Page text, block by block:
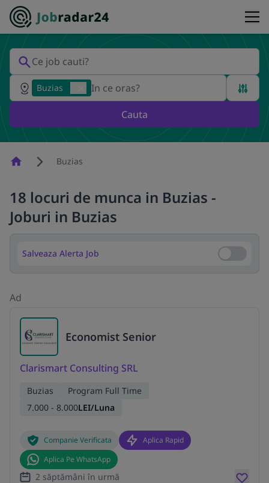
Buzias
Cauta
HomepageBuzias
18 locuri de munca in Buzias -
Joburi in Buzias
Salveaza Alerta Job Salveaza
Ad
Economist Senior
Clarismart Consulting SRL
Buzias
Program Full Time
7.000 - 8.000LEI/Luna
Companie Verificata
Aplica Rapid
Aplica Pe WhatsApp
2 săptămâni în urmă